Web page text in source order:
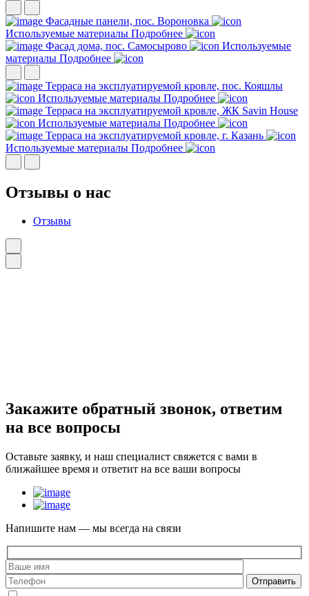
Фасадные панели, пос. Вороновка
Используемые материалы Подробнее
Фасад дома, пос. Самосырово
Используемые
материалы Подробнее
Терраса на эксплуатируемой кровле, пос. Кояшлы
Используемые материалы Подробнее
Терраса на эксплуатируемой кровле, ЖК Savin House
Используемые материалы Подробнее
Терраса на эксплуатируемой кровле, г. Казань
Используемые материалы Подробнее
Отзывы о нас
Отзывы
Закажите обратный звонок, ответим
на все вопросы
Оставьте заявку, и наш специалист свяжется с вами в
ближайшее время и ответит на все ваши вопросы
Напишите нам — мы всегда на связи
Отправить